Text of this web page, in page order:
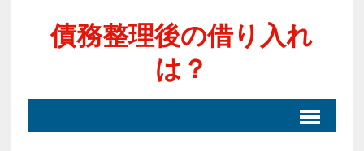
債務整理後の借り入れ
は？